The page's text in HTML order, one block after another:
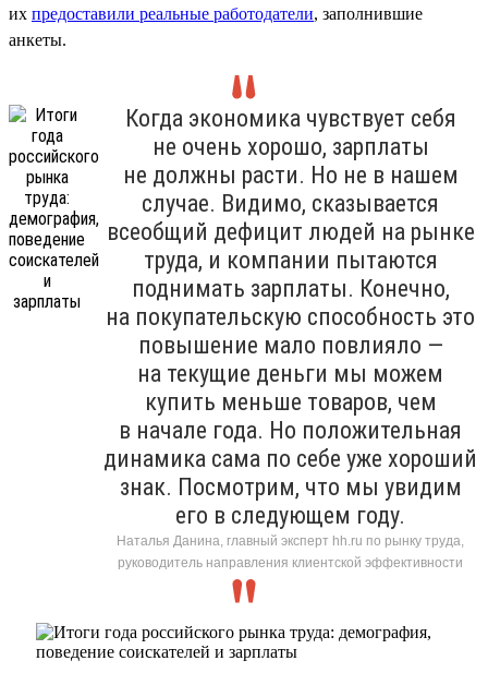
их предоставили реальные работодатели, заполнившие
анкеты.
Когда экономика чувствует себя
не очень хорошо, зарплаты
не должны расти. Но не в нашем
случае. Видимо, сказывается
всеобщий дефицит людей на рынке
труда, и компании пытаются
поднимать зарплаты. Конечно,
на покупательскую способность это
повышение мало повлияло —
на текущие деньги мы можем
купить меньше товаров, чем
в начале года. Но положительная
динамика сама по себе уже хороший
знак. Посмотрим, что мы увидим
его в следующем году.
Наталья Данина, главный эксперт hh.ru по рынку труда,
руководитель направления клиентской эффективности